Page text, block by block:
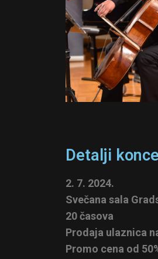
Detalji
2. 7. 2024.
Svečana sala
20 časova
Prodaja ulaznica
Promo cena od